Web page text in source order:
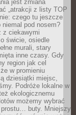
jest zmiana
„atrakcji z listy TOP
czego tu jeszcze
niemal pod nosem?
z ciekawymi
świcie, osiedle
murali, stary
inne czasy. Gdy
region jak cel
w promieniu
dziesiątki miejsc,
Podróże lokalne w
ekologicznemu
możemy wybrać
prostu… buty. Mniejszy